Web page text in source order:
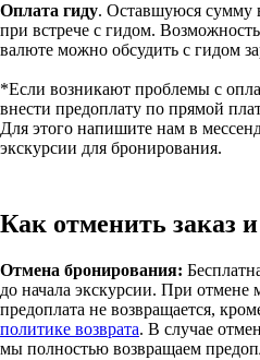
Оплата гиду. Оставшуюся сумму
при встрече с гидом.
валюте можно обсудить с гидом
*Если возникают проблемы с
внести предоплату по прямой
Для этого напишите нам в
экскурсии для бронирования.
Как отменить заказ
Отмена бронирования:
до начала экскурсии. При отмене
предоплата не возвращается,
политике возврата. В случае
мы полностью возвращаем